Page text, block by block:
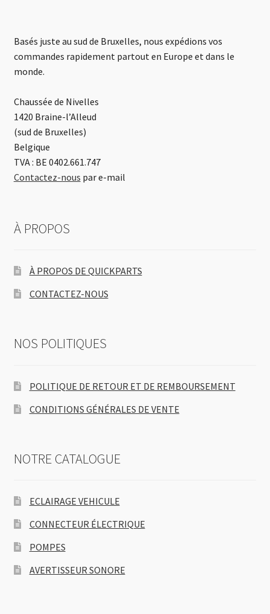
Basés juste au sud de Bruxelles, nous expédions vos
commandes rapidement partout en Europe et dans le
monde.
Chaussée de Nivelles
1420 Braine-l’Alleud
(sud de Bruxelles)
Belgique
TVA : BE 0402.661.747
Contactez-nous par e-mail
À PROPOS
À PROPOS DE QUICKPARTS
CONTACTEZ-NOUS
NOS POLITIQUES
POLITIQUE DE RETOUR ET DE REMBOURSEMENT
CONDITIONS GÉNÉRALES DE VENTE
NOTRE CATALOGUE
ECLAIRAGE VEHICULE
CONNECTEUR ÉLECTRIQUE
POMPES
AVERTISSEUR SONORE